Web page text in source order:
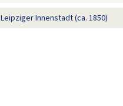
Leipziger Innenstadt (ca. 1850)